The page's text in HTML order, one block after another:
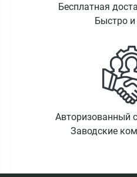
Бесплатная
Быстро
Авторизованный
Заводские